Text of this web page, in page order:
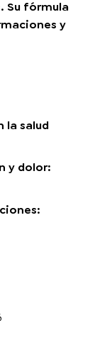
Su fórmula
y
la salud
y dolor: